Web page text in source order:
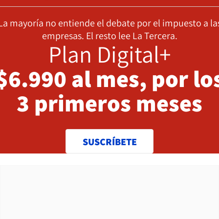
mayoría no entiende el debate por el impuesto a
empresas. El resto lee La Tercera.
Plan Digital+
al mes, por
3 primeros meses
SUSCRÍBETE